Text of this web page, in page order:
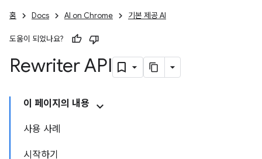
홈 Docs AI on Chrome 기본 제공 AI
도움이 되었나요?
Rewriter API
이 페이지의 내용
사용 사례
시작하기